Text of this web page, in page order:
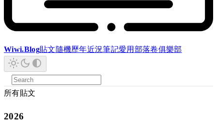
Wiwi.Blog貼文隨機歷年近況筆記愛用 部落卷俱樂部
所有貼文
2026